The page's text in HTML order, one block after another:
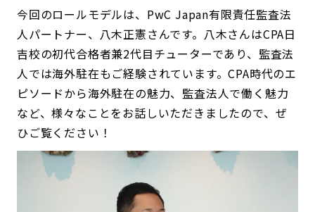
今回のロールモデルは、PwC Japan有限責任監査法
人パートナー、八木正憲さんです。八木さんはCPA日
吉校の初代合格者兼2代目チューターであり、監査法
人では海外駐在もご経験されています。CPA時代のエ
ピソードから海外駐在の魅力、監査法人で働く魅力
など、様々なことをお話しいただきましたので、ぜ
ひご覧ください！